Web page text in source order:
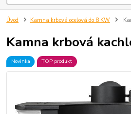
Úvod Kamna krbová ocelová do 8 KW
Kamna krbová
Novinka TOP produkt